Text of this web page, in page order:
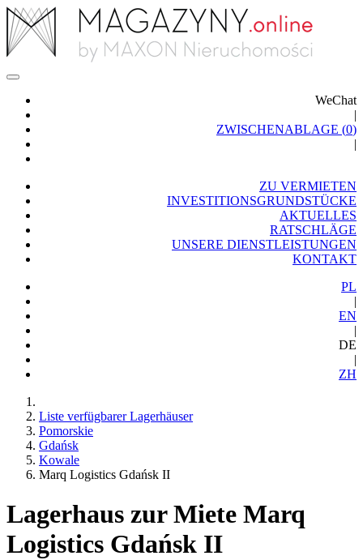
WeChat
|
ZWISCHENABLAGE (0)
|
ZU VERMIETEN
INVESTITIONSGRUNDSTÜCKE
AKTUELLES
RATSCHLÄGE
UNSERE DIENSTLEISTUNGEN
KONTAKT
PL
|
EN
|
DE
|
ZH
Liste verfügbarer Lagerhäuser
Pomorskie
Gdańsk
Kowale
Marq Logistics Gdańsk II
Lagerhaus zur Miete Marq
Logistics Gdańsk II